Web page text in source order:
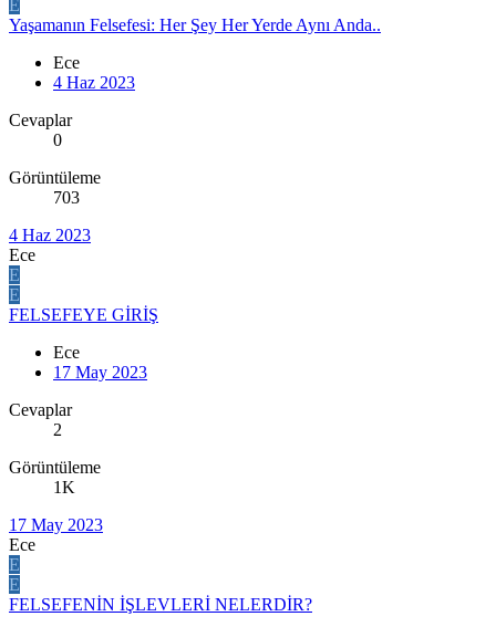
E
Yaşamanın Felsefesi: Her Şey Her Yerde Aynı Anda..
Ece
4 Haz 2023
Cevaplar
0
Görüntüleme
703
4 Haz 2023
Ece
E
E
FELSEFEYE GİRİŞ
Ece
17 May 2023
Cevaplar
2
Görüntüleme
1K
17 May 2023
Ece
E
E
FELSEFENİN İŞLEVLERİ NELERDİR?